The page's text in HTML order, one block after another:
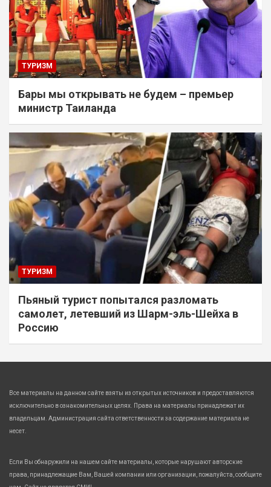
ТУРИЗМ
Бары мы открывать не будем – премьер
министр Таиланда
ТУРИЗМ
Пьяный турист попытался разломать
самолет, летевший из Шарм-эль-Шейха в
Россию
Все материалы на данном сайте взяты из открытых источников и предоставляются
исключительно в ознакомительных целях. Права на материалы принадлежат их
владельцам. Администрация сайта ответственности за содержание материала не
несет.
Если Вы обнаружили на нашем сайте материалы, которые нарушают авторские
права, принадлежащие Вам, Вашей компании или организации, пожалуйста, сообщите